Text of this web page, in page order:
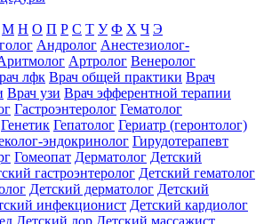
М Н О П Р С Т У Ф Х Ч Э
Андролог Анестезиолог-
Артролог Венеролог
лфк Врач общей практики Врач
Врач узи Врач эфферентной терапии
Гастроэнтеролог Гематолог
Генетик Гепатолог Гериатр (геронтолог)
эндокринолог Гирудотерапевт
Гомеопат Дерматолог Детский
гастроэнтеролог Детский гематолог
Детский дерматолог Детский
инфекционист Детский кардиолог
Детский лор Детский массажист